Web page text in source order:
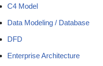
C4 Model
Data Modeling / Database
DFD
Enterprise Architecture